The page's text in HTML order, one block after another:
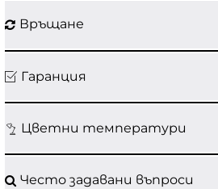
Връщане
Гаранция
Цветни температури
Често задавани въпроси